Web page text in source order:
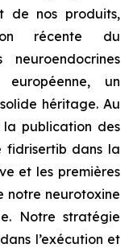
de nos produits,
récente du
un
héritage. Au
la publication des
fidrisertib dans la
et les premières
notre neurotoxine
Notre stratégie
l’exécution et